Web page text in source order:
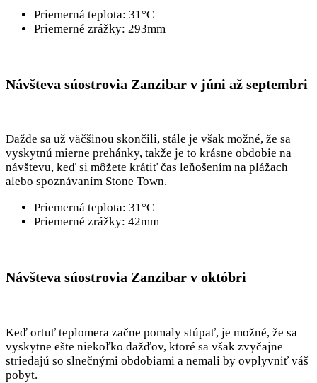
Priemerná teplota: 31°C
Priemerné zrážky: 293mm
Návšteva súostrovia Zanzibar v júni až septembri
Dažde sa už väčšinou skončili, stále je však možné, že sa
vyskytnú mierne prehánky, takže je to krásne obdobie na
návštevu, keď si môžete krátiť čas leňošením na plážach
alebo spoznávaním Stone Town.
Priemerná teplota: 31°C
Priemerné zrážky: 42mm
Návšteva súostrovia Zanzibar v októbri
Keď ortuť teplomera začne pomaly stúpať, je možné, že sa
vyskytne ešte niekoľko dažďov, ktoré sa však zvyčajne
striedajú so slnečnými obdobiami a nemali by ovplyvniť váš
pobyt.